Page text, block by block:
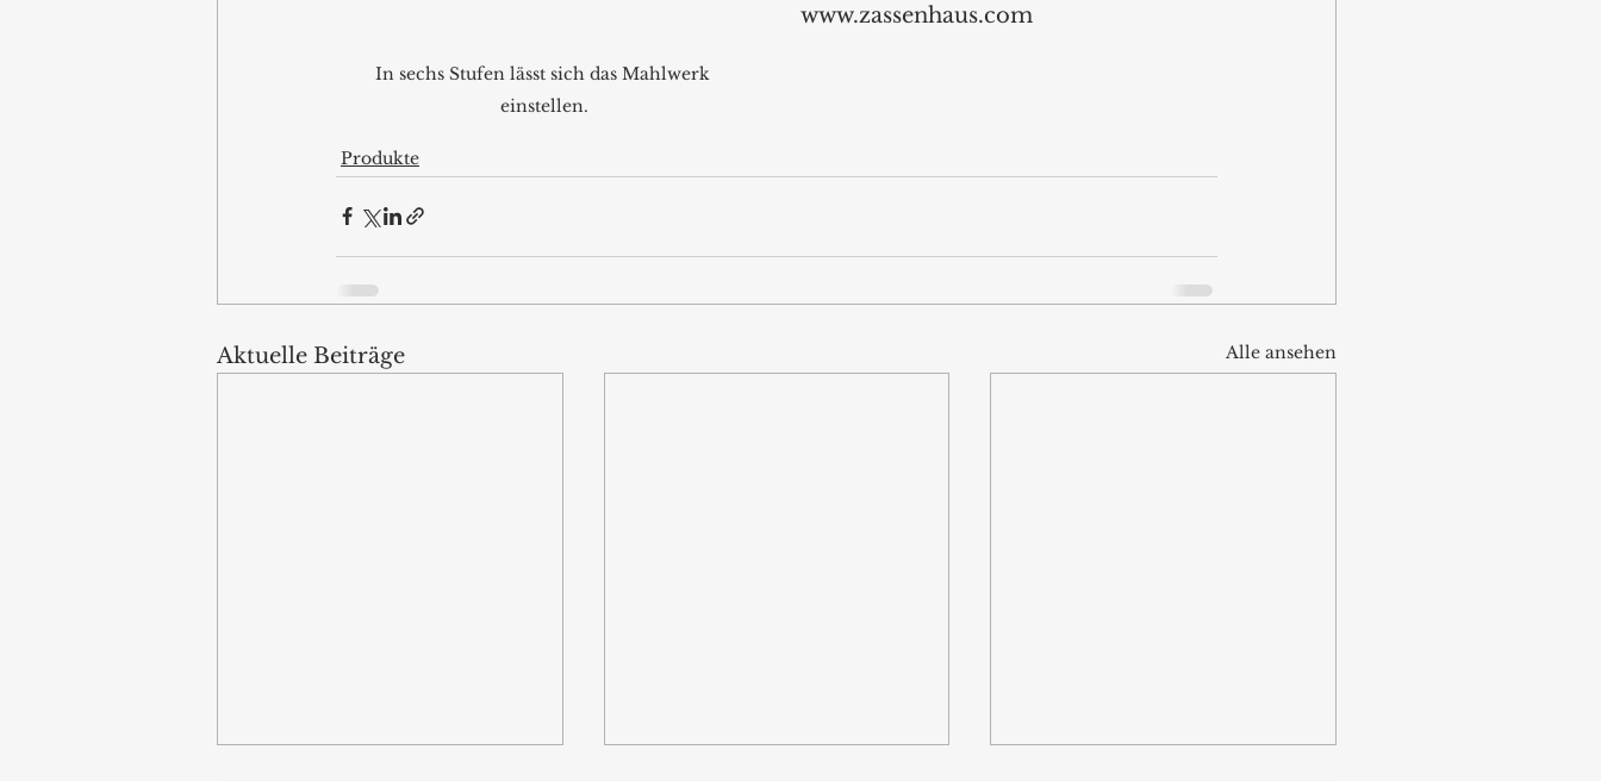
In sechs Stufen lässt sich das Mahlwerk
einstellen.
www.zassenhaus.com
Produkte
Aktuelle Beiträge Alle ansehen